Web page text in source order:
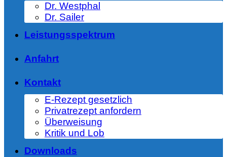
Dr. Westphal
Dr. Sailer
Leistungsspektrum
Anfahrt
Kontakt
E-Rezept gesetzlich
Privatrezept anfordern
Überweisung
Kritik und Lob
Downloads